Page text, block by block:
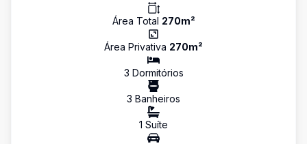
Área Total 270m²
Área Privativa 270m²
3 Dormitórios
3 Banheiros
1 Suíte